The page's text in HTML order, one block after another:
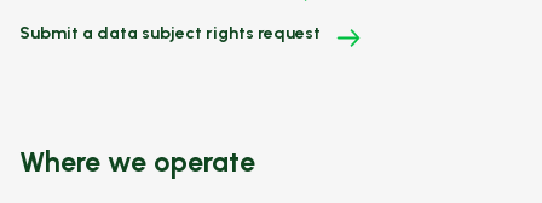
Submit a data subject rights request
Where we operate